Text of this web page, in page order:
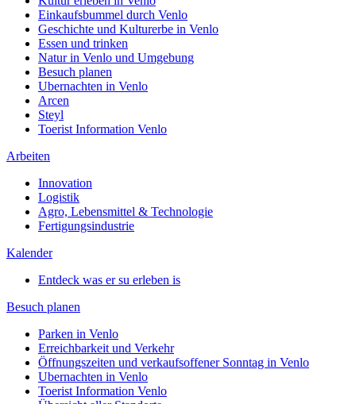
Einkaufsbummel durch Venlo
Geschichte und Kulturerbe in Venlo
Essen und trinken
Natur in Venlo und Umgebung
Besuch planen
Ubernachten in Venlo
Arcen
Steyl
Toerist Information Venlo
Arbeiten
Innovation
Logistik
Agro, Lebensmittel & Technologie
Fertigungsindustrie
Kalender
Entdeck was er su erleben is
Besuch planen
Parken in Venlo
Erreichbarkeit und Verkehr
Öffnungszeiten und verkaufsoffener Sonntag in Venlo
Ubernachten in Venlo
Toerist Information Venlo